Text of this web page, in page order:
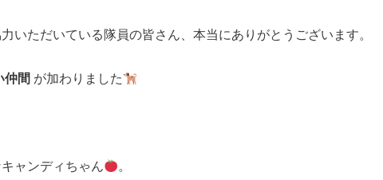
いただいている隊員の皆さん、本当にありがとうございます。
仲間 が加わりました
ャンディちゃん 。